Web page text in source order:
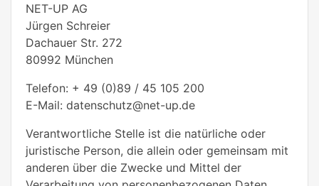
NET-UP AG
Jürgen Schreier
Dachauer Str. 272
80992 München
Telefon: + 49 (0)89 / 45 105 200
E-Mail: datenschutz@net-up.de
Verantwortliche Stelle ist die natürliche oder
juristische Person, die allein oder gemeinsam mit
anderen über die Zwecke und Mittel der